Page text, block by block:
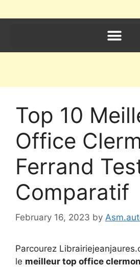
Top 10
Office
Ferrand
Comparatif
February 16, 2023 by
Parcourez
le meilleur top office